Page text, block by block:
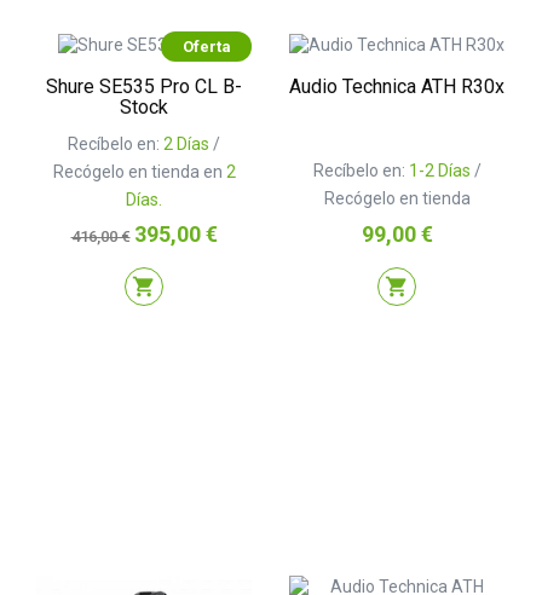
Oferta
Shure SE535 Pro CL B-
Stock
Recíbelo en: 2 Días /
Recógelo en tienda en 2
Días.
Precio
base
416,00 € Precio
395,00 €
shopping_cart
Audio Technica ATH R30x
Recíbelo en: 1-2 Días /
Recógelo en tienda
Precio
99,00 €
shopping_cart